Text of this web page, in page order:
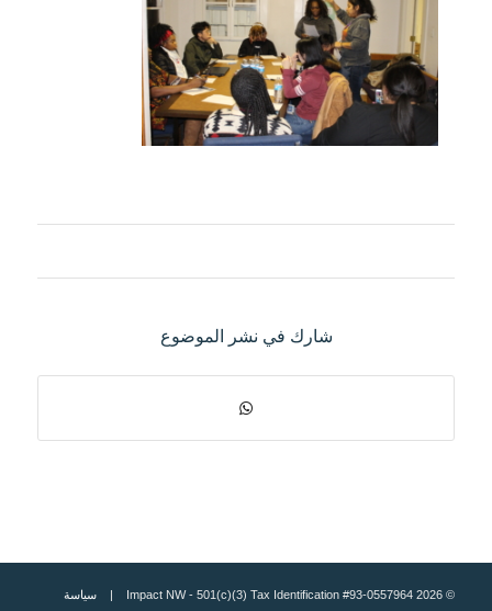
شارك في نشر الموضوع
© 2026 Impact NW - 501(c)(3) Tax Identification #93-0557964 | سياسة